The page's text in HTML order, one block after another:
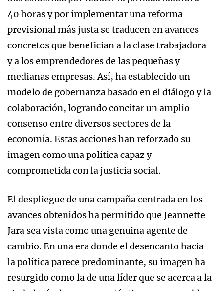
40 horas y por implementar una reforma
previsional más justa se traducen en avances
concretos que benefician a la clase trabajadora
y a los emprendedores de las pequeñas y
medianas empresas. Así, ha establecido un
modelo de gobernanza basado en el diálogo y la
colaboración, logrando concitar un amplio
consenso entre diversos sectores de la
economía. Estas acciones han reforzado su
imagen como una política capaz y
comprometida con la justicia social.
El despliegue de una campaña centrada en los
avances obtenidos ha permitido que Jeannette
Jara sea vista como una genuina agente de
cambio. En una era donde el desencanto hacia
la política parece predominante, su imagen ha
resurgido como la de una líder que se acerca a la